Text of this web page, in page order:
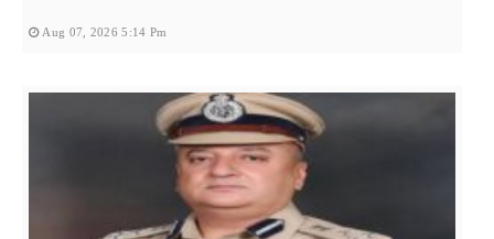
Aug 07, 2026 5:14 Pm